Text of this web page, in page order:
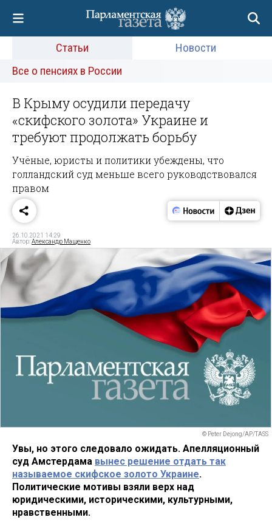
Статьи
Новости
Все о пенсиях в России
В Крыму осудили передачу
«скифского золота» Украине и
требуют продолжать борьбу
Учёные, юристы и политики убеждены, что
голландский суд меньше всего руководствовался
правом
26.10.2021 14:29
Автор:Александр Мащенко
© Peter Dejong/AP/TASS
Увы, но этого следовало ожидать. Апелляционный
суд Амстердама вынес решение отдать так
называемое скифское золото Украине.
Политические мотивы взяли верх над
юридическими, историческими, культурными,
нравственными.